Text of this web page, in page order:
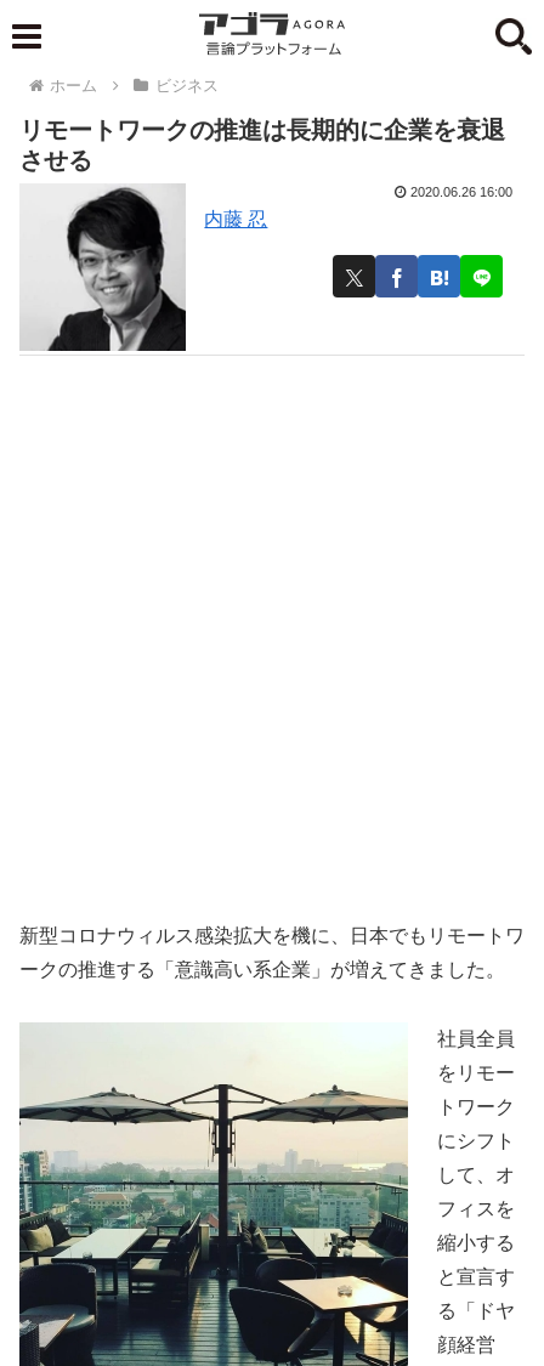
ホーム ビジネス
リモートワークの推進は長期的に企業を衰退
させる
内藤 忍
2020.06.26 16:00
新型コロナウィルス感染拡大を機に、日本でもリモートワ
ークの推進する「意識高い系企業」が増えてきました。
社員全員
をリモー
トワーク
にシフト
して、オ
フィスを
縮小する
と宣言す
る「ドヤ
顔経営